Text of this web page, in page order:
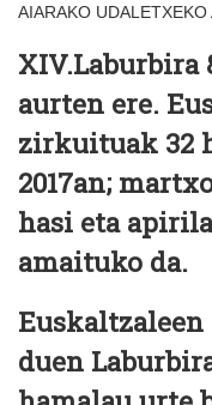
AIARAKO UDALETXEKO
aurten ere.
zirkuituak 32
2017an;
hasi eta
amaituko da.
duen